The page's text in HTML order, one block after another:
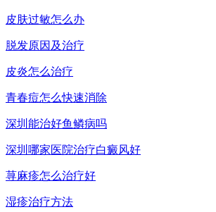
皮肤过敏怎么办
脱发原因及治疗
皮炎怎么治疗
青春痘怎么快速消除
深圳能治好鱼鳞病吗
深圳哪家医院治疗白癜风好
荨麻疹怎么治疗好
湿疹治疗方法